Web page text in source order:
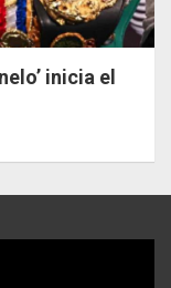
inicia el